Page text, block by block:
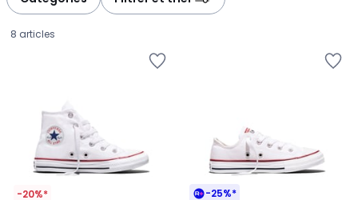
8 articles
-20%* -25%*